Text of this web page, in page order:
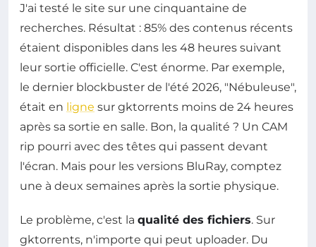
J'ai testé le site sur une cinquantaine de
recherches. Résultat : 85% des contenus récents
étaient disponibles dans les 48 heures suivant
leur sortie officielle. C'est énorme. Par exemple,
le dernier blockbuster de l'été 2026, "Nébuleuse",
était en ligne sur gktorrents moins de 24 heures
après sa sortie en salle. Bon, la qualité ? Un CAM
rip pourri avec des têtes qui passent devant
l'écran. Mais pour les versions BluRay, comptez
une à deux semaines après la sortie physique.
Le problème, c'est la qualité des fichiers. Sur
gktorrents, n'importe qui peut uploader. Du